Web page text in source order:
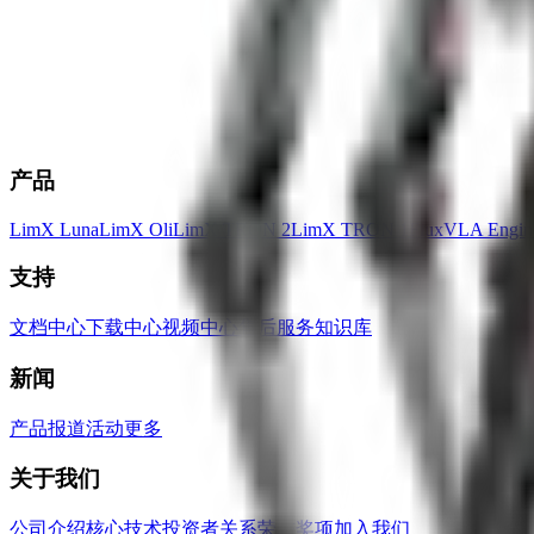
产品
LimX LunaLimX OliLimX TRON 2LimX TRON 1 FluxVLA
支持
文档中心下载中心视频中心售后服务知识库
新闻
产品报道活动更多
关于我们
公司介绍核心技术投资者关系荣誉奖项加入我们